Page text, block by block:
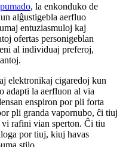
, la enkonduko de
alĝustigebla aerfluo
entuziasmuloj kaj
ofertas personigeblan
al individuaj preferoj,
elektronikaj cigaredoj kun
adapti la aerfluon al via
enspiron por pli forta
pli granda vapornubo, ĉi tiuj
vi rafini vian sperton. Ĉi tiu
por tiuj, kiuj havas
stilo.